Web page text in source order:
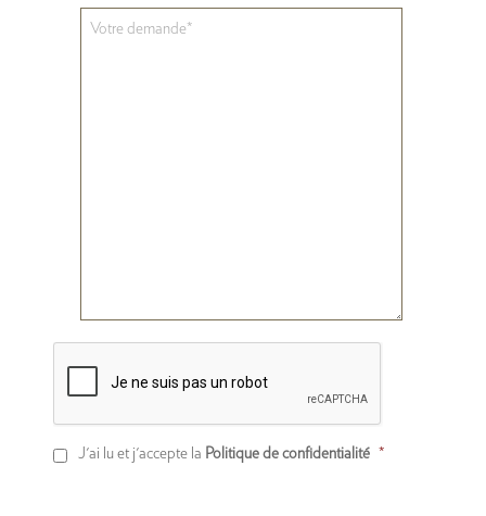
Sans
CAPTCHA
Consentement(Nécessaire)
J'ai lu et j'accepte la Politique de confidentialité